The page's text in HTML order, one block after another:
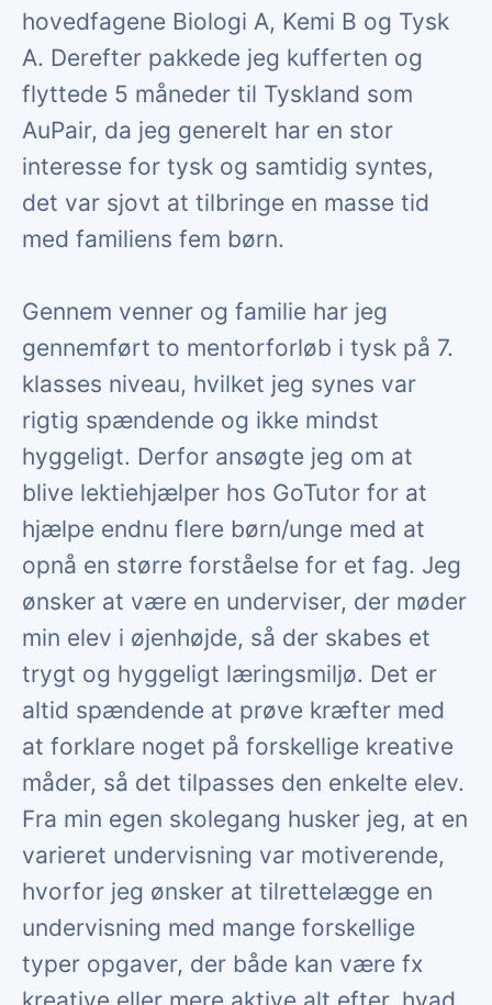
hovedfagene Biologi A, Kemi B og Tysk
A. Derefter pakkede jeg kufferten og
flyttede 5 måneder til Tyskland som
AuPair, da jeg generelt har en stor
interesse for tysk og samtidig syntes,
det var sjovt at tilbringe en masse tid
med familiens fem børn.
Gennem venner og familie har jeg
gennemført to mentorforløb i tysk på 7.
klasses niveau, hvilket jeg synes var
rigtig spændende og ikke mindst
hyggeligt. Derfor ansøgte jeg om at
blive lektiehjælper hos GoTutor for at
hjælpe endnu flere børn/unge med at
opnå en større forståelse for et fag. Jeg
ønsker at være en underviser, der møder
min elev i øjenhøjde, så der skabes et
trygt og hyggeligt læringsmiljø. Det er
altid spændende at prøve kræfter med
at forklare noget på forskellige kreative
måder, så det tilpasses den enkelte elev.
Fra min egen skolegang husker jeg, at en
varieret undervisning var motiverende,
hvorfor jeg ønsker at tilrettelægge en
undervisning med mange forskellige
typer opgaver, der både kan være fx